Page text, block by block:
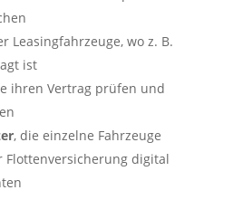
Leasingfahrzeuge, wo z. B.
ist
ihren Vertrag prüfen und
, die einzelne Fahrzeuge
Flottenversicherung digital